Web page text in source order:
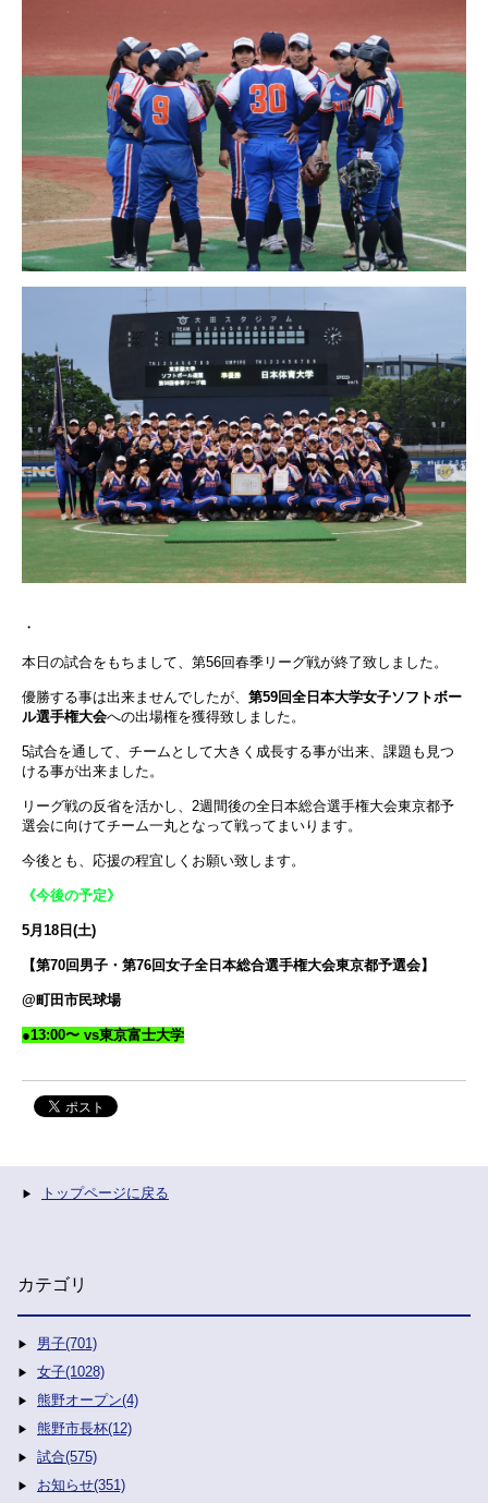
・
本日の試合をもちまして、第56回春季リーグ戦が終了致しました。
優勝する事は出来ませんでしたが、 第59回全日本大学女子ソフトボー
ル選手権大会への出場権を獲得致しました 。
5試合を通して、チームとして大きく成長する事が出来、課題も見つ
ける事が出来ました。
リーグ戦の反省を活かし、2週間後の全日本総合選手権大会東京都予
選会に向けてチーム一丸となって戦ってまいります。
今後とも、応援の程宜しくお願い致します。
《今後の予定》
5月18日(土)
【第70回男子・第76回女子全日本総合選手権大会東京都予選会】
@町田市民球場
●13:00〜 vs東京富士大学
トップページに戻る
カテゴリ
男子(701)
女子(1028)
熊野オープン(4)
熊野市長杯(12)
試合(575)
お知らせ(351)